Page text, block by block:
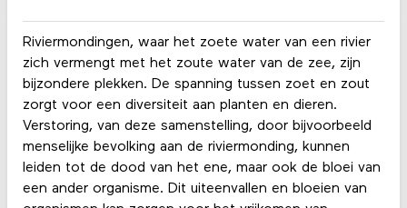
Riviermondingen, waar het zoete water van een rivier
zich vermengt met het zoute water van de zee, zijn
bijzondere plekken. De spanning tussen zoet en zout
zorgt voor een diversiteit aan planten en dieren.
Verstoring, van deze samenstelling, door bijvoorbeeld
menselijke bevolking aan de riviermonding, kunnen
leiden tot de dood van het ene, maar ook de bloei van
een ander organisme. Dit uiteenvallen en bloeien van